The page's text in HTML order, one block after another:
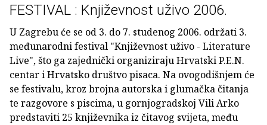
FESTIVAL : Književnost uživo 2006.
U Zagrebu će se od 3. do 7. studenog 2006. održati 3.
međunarodni festival "Književnost uživo - Literature
Live", što ga zajednički organiziraju Hrvatski P.E.N.
centar i Hrvatsko društvo pisaca. Na ovogodišnjem će
se festivalu, kroz brojna autorska i glumačka čitanja
te razgovore s piscima, u gornjogradskoj Vili Arko
predstaviti 25 književnika iz čitavog svijeta, među